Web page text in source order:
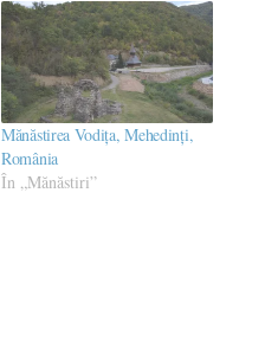
Mănăstirea Vodița, Mehedinți,
România
În „Mănăstiri”